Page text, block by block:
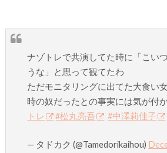
ナゾトレで共演してた時に「こい
うな」と思って観てたわ
ただモニタリングに出てた大食い
時の奴だったとの事実には気が付
トレ
#松丸亮吾 #中澤莉佳子
— タドカク (@Tamedorikaihou)